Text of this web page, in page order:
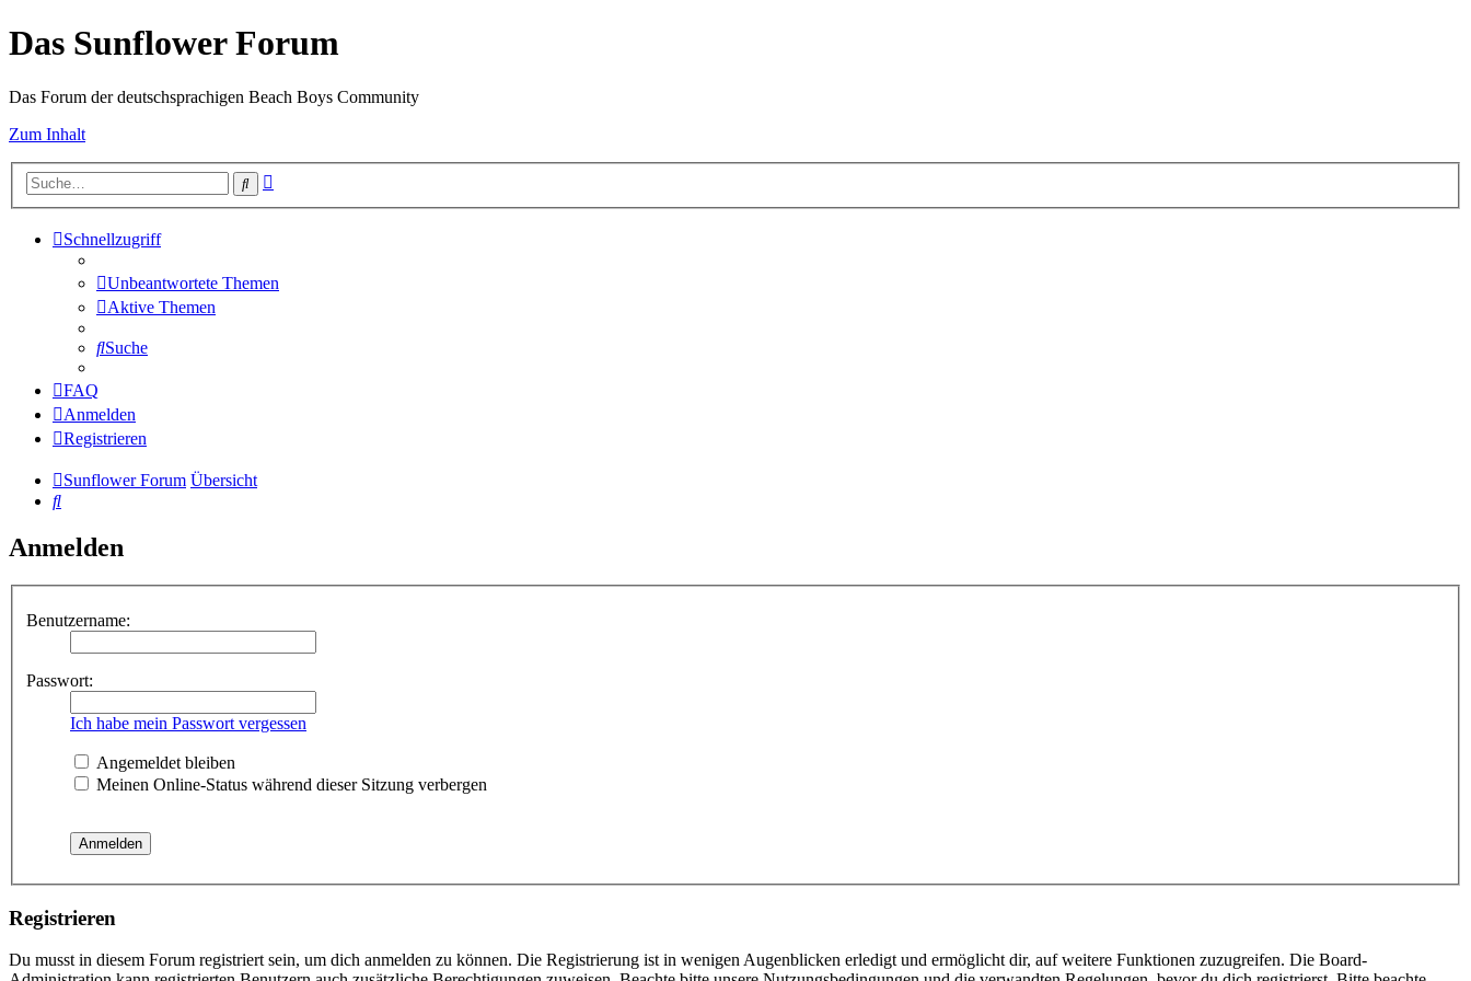
Das Sunflower Forum
Das Forum der deutschsprachigen Beach Boys Community
Zum Inhalt
Suche
Schnellzugriff
Unbeantwortete Themen
Aktive Themen
Suche
FAQ
Anmelden
Registrieren
Sunflower Forum Übersicht
Suche
Anmelden
Benutzername:
Passwort:
Ich habe mein Passwort vergessen
Angemeldet bleiben
Meinen Online-Status während dieser Sitzung verbergen
Registrieren
Du musst in diesem Forum registriert sein, um dich anmelden zu können. Die Registrierung ist in wenigen Augenblicken erledigt und ermöglicht dir, auf weitere Funktionen zuzugreifen. Die Board-